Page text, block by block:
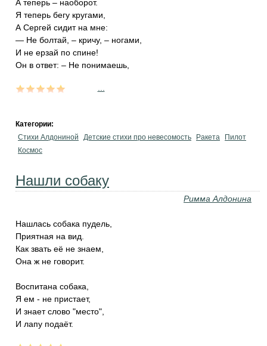
А теперь – наоборот.
Я теперь бегу кругами,
А Сергей сидит на мне:
— Не болтай, – кричу, – ногами,
И не ерзай по спине!
Он в ответ: – Не понимаешь,
Категории:
Стихи Алдониной
Детские стихи про невесомость Ракета
Пилот
Космос
Нашли собаку
Римма Алдонина
Нашлась собака пудель,
Приятная на вид.
Как звать её не знаем,
Она ж не говорит.
Воспитана собака,
Я ем - не пристает,
И знает слово "место",
И лапу подаёт.